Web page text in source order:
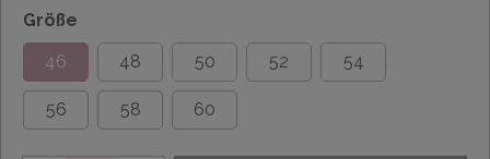
Größe
46
48 50 52 54
56 58 60